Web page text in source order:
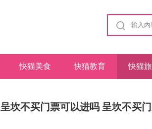
快猫美食 快猫教育 快猫
呈坎不买门票可以进吗 呈坎不买